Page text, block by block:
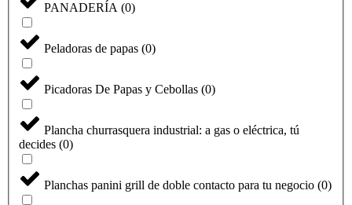
PANADERÍA (0)
Peladoras de papas (0)
Picadoras De Papas y Cebollas (0)
Plancha churrasquera industrial: a gas o eléctrica, tú
decides (0)
Planchas panini grill de doble contacto para tu negocio (0)